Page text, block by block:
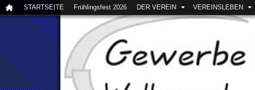
STARTSEITE Frühlingsfest 2026 DER VEREIN VEREINSLEBEN